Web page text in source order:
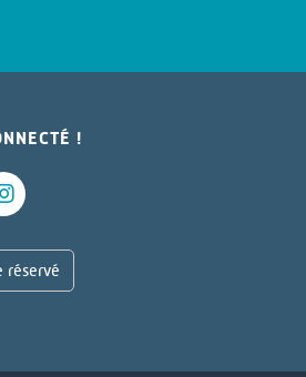
!
réservé